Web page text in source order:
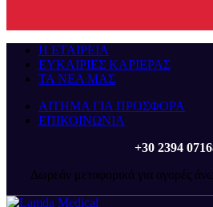
Η ΕΤΑΙΡΕΙΑ
ΕΥΚΑΙΡΙΕΣ ΚΑΡΙΕΡΑΣ
ΤΑ ΝΕΑ ΜΑΣ
ΑΙΤΗΜΑ ΓΙΑ ΠΡΟΣΦΟΡΑ
ΕΠΙΚΟΙΝΩΝΙΑ
+30 2394
Δωρεάν μεταφορικά για αγορές